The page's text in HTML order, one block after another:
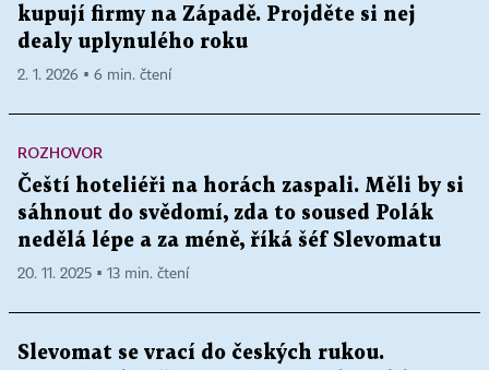
kupují firmy na Západě. Projděte si nej
dealy uplynulého roku
2. 1. 2026 ▪ 6 min. čtení
ROZHOVOR
Čeští hoteliéři na horách zaspali. Měli by si
sáhnout do svědomí, zda to soused Polák
nedělá lépe a za méně, říká šéf Slevomatu
20. 11. 2025 ▪ 13 min. čtení
Slevomat se vrací do českých rukou.